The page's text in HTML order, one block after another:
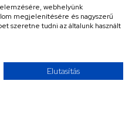
webhelyünk
megjelenítésére és nagyszerű
szeretne tudni az általunk használt
Elutasítás
SZARVASI SZV 620
1 046 Ft